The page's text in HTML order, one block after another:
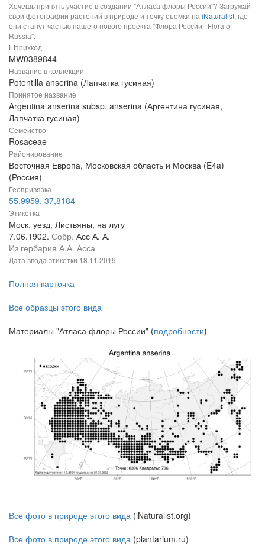
Хочешь принять участие в создании "Атласа флоры России"? Загружай
свои фотографии растений в природе и точку съемки на iNaturalist, где
они станут частью нашего нового проекта "Флора России | Flora of
Russia".
Штрихкод
MW0389844
Название в коллекции
Potentilla anserina (Лапчатка гусиная)
Принятое название
Argentina anserina subsp. anserina (Аргентина гусиная,
Лапчатка гусиная)
Семейство
Rosaceae
Районирование
Восточная Европа, Московская область и Москва (E4a)
(Россия)
Геопривязка
55,9959, 37,8184
Этикетка
Моск. уезд, Листвяны, на лугу
7.06.1902. Собр. Асс А. А.
Из гербария А.А. Асса
Дата ввода этикетки 18.11.2019
Полная карточка
Все образцы этого вида
Материалы "Атласа флоры России" (подробности)
Все фото в природе этого вида (iNaturalist.org)
Все фото в природе этого вида (plantarium.ru)